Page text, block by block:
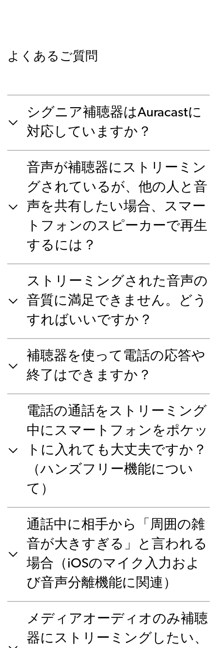
よくあるご質問
シグニア補聴器はAuracastに
対応していますか？
音声が補聴器にストリーミン
グされているが、他の人と音
声を共有したい場合、スマー
トフォンのスピーカーで再生
するには？
ストリーミングされた音声の
音質に満足できません。どう
すればいいですか？
補聴器を使って電話の応答や
終了はできますか？
電話の通話をストリーミング
中にスマートフォンをポケッ
トに入れても大丈夫ですか？
（ハンズフリー機能につい
て）
通話中に相手から「周囲の雑
音が大きすぎる」と言われる
場合（iOSのマイク入力およ
び音声分離機能に関連）
メディアオーディオのみ補聴
器にストリーミングしたい、